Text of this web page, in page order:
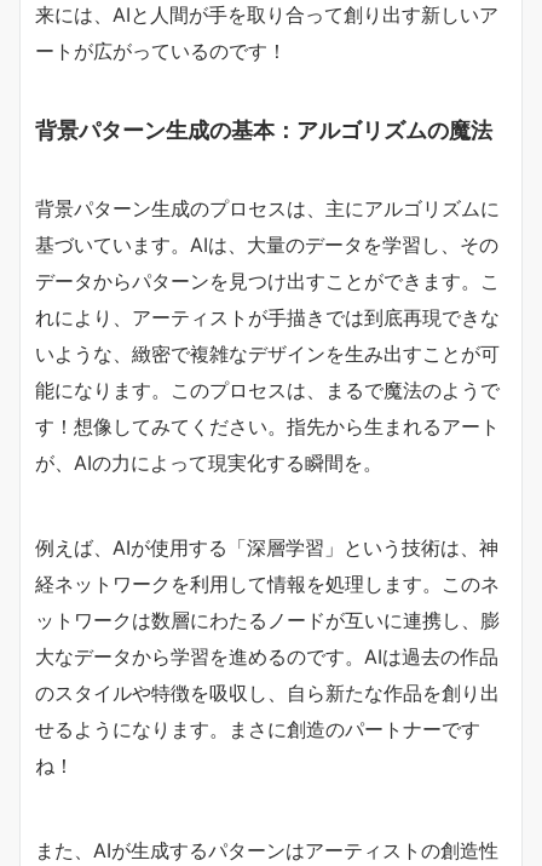
来には、AIと人間が手を取り合って創り出す新しいア
ートが広がっているのです！
背景パターン生成の基本：アルゴリズムの魔法
背景パターン生成のプロセスは、主にアルゴリズムに
基づいています。AIは、大量のデータを学習し、その
データからパターンを見つけ出すことができます。こ
れにより、アーティストが手描きでは到底再現できな
いような、緻密で複雑なデザインを生み出すことが可
能になります。このプロセスは、まるで魔法のようで
す！想像してみてください。指先から生まれるアート
が、AIの力によって現実化する瞬間を。
例えば、AIが使用する「深層学習」という技術は、神
経ネットワークを利用して情報を処理します。このネ
ットワークは数層にわたるノードが互いに連携し、膨
大なデータから学習を進めるのです。AIは過去の作品
のスタイルや特徴を吸収し、自ら新たな作品を創り出
せるようになります。まさに創造のパートナーです
ね！
また、AIが生成するパターンはアーティストの創造性